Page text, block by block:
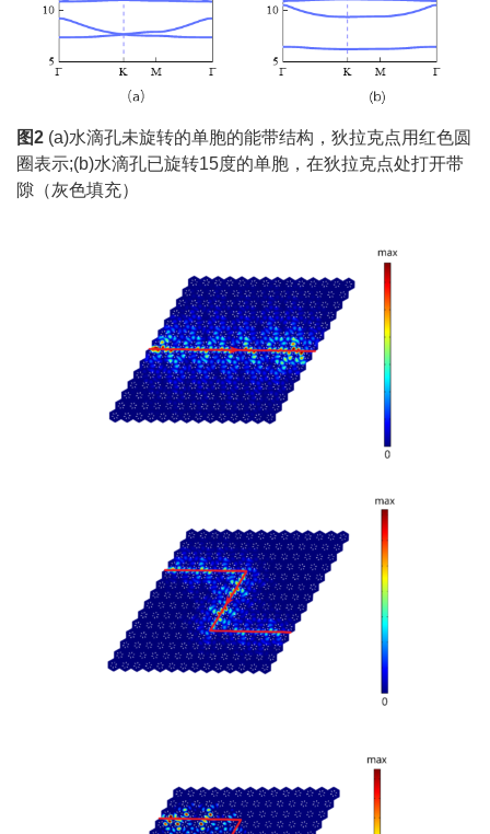
图2 (a)水滴孔未旋转的单胞的能带结构，狄拉克点用红色圆
圈表示;(b)水滴孔已旋转15度的单胞，在狄拉克点处打开带
隙（灰色填充）